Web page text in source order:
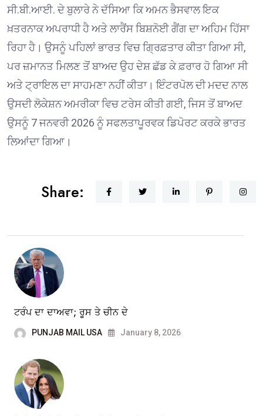
ਸੀ.ਬੀ.ਆਈ. ਦੇ ਬੁਲਾਰੇ ਨੇ ਦੱਸਿਆ ਕਿ ਅਮਨ ਭੈਸਵਾਲ ਇਕ
ਖ਼ਤਰਨਾਕ ਅਪਰਾਧੀ ਹੈ ਅਤੇ ਲਾਰੈਂਸ ਬਿਸ਼ਨੋਈ ਗੈਂਗ ਦਾ ਅਹਿਮ ਹਿੱਸਾ
ਰਿਹਾ ਹੈ। ਉਸਨੂੰ ਪਹਿਲਾਂ ਭਾਰਤ ਵਿਚ ਗ੍ਰਿਫ਼ਤਾਰ ਕੀਤਾ ਗਿਆ ਸੀ,
ਪਰ ਜ਼ਮਾਨਤ ਮਿਲਣ ਤੋਂ ਬਾਅਦ ਉਹ ਦੇਸ਼ ਛੱਡ ਕੇ ਫ਼ਰਾਰ ਹੋ ਗਿਆ ਸੀ
ਅਤੇ ਟ੍ਰਾਇਲ ਦਾ ਸਾਹਮਣਾ ਨਹੀਂ ਕੀਤਾ। ਇੰਟਰਪੋਲ ਦੀ ਮਦਦ ਨਾਲ
ਉਸਦੀ ਲੋਕੇਸ਼ਨ ਅਮਰੀਕਾ ਵਿਚ ਟਰੇਸ ਕੀਤੀ ਗਈ, ਜਿਸ ਤੋਂ ਬਾਅਦ
ਉਸਨੂੰ 7 ਜਨਵਰੀ 2026 ਨੂੰ ਸਫਲਤਾਪੂਰਵਕ ਡਿਪੋਰਟ ਕਰਕੇ ਭਾਰਤ
ਲਿਆਂਦਾ ਗਿਆ।
Share:
ਟਰੰਪ ਦਾ ਦਾਅਵਾ; ਰੂਸ ਤੇ ਚੀਨ ਦੇ
PUNJAB MAIL USA January 8, 2026